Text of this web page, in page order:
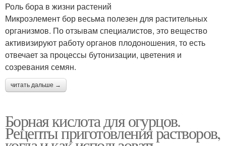
Роль бора в жизни растений
Микроэлемент бор весьма полезен для растительных
организмов. По отзывам специалистов, это вещество
активизируют работу органов плодоношения, то есть
отвечает за процессы бутонизации, цветения и
созревания семян.
читать дальше →
Борная кислота для огурцов.
Рецепты приготовления растворов,